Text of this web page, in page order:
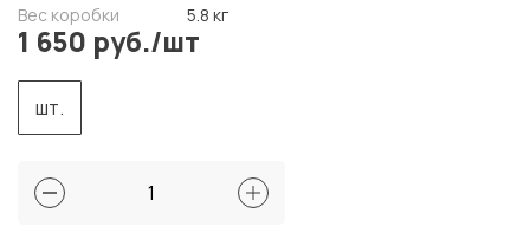
Вес коробки
5.8 кг
1 650 руб./шт
шт.